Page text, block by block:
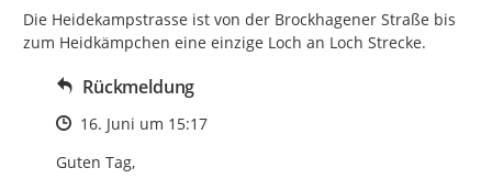
Die Heidekampstrasse ist von der Brockhagener Straße bis
zum Heidkämpchen eine einzige Loch an Loch Strecke.
Rückmeldung
Zeitpunkt des Erstellens
16. Juni um 15:17
Guten Tag,